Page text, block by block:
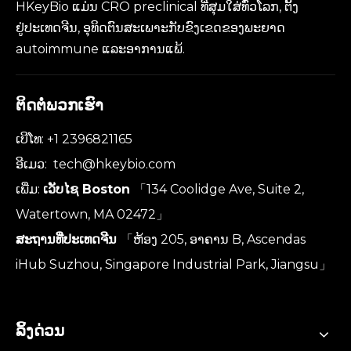
HKeyBio ແມ່ນ CRO preclinical ທີ່ສຸມໃສ່ທົ່ວໂລກ, ຕັ້ງ
ຢູ່ປະເທດຈີນ, ອຸທິດຕົນສະເພາະກັບຂົງເຂດຂອງພະຍາດ
autoimmune ແລະອາການແພ້.
ຕິດຕໍ່ພວກເຮົາ
ເບີໂທ: +1 2396821165
ອີເມວ: tech@hkeybio.com
ເພີ່ມ: ເວັບໄຊ Boston
「134 Coolidge Ave, Suite 2,
Watertown, MA 02472」
ສະຖານທີ່ປະເທດຈີນ
「ຫ້ອງ 205, ອາຄານ B, Ascendas
iHub Suzhou, Singapore Industrial Park, Jiangsu」
ລິ້ງດ່ວນ